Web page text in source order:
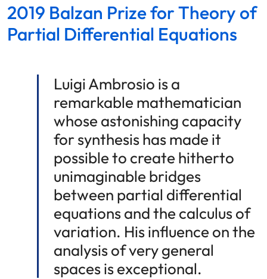
2019 Balzan Prize for Theory of
Partial Differential Equations
Luigi Ambrosio is a
remarkable mathematician
whose astonishing capacity
for synthesis has made it
possible to create hitherto
unimaginable bridges
between partial differential
equations and the calculus of
variation. His influence on the
analysis of very general
spaces is exceptional.